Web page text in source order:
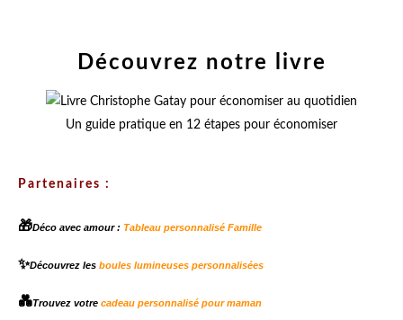
Découvrez notre livre
Un guide pratique en 12 étapes pour économiser
Partenaires :
🎁Déco avec amour : Tableau personnalisé Famille
✨Découvrez les boules lumineuses personnalisées
💑Trouvez votre cadeau personnalisé pour maman